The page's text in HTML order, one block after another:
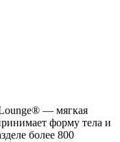
— мягкая
форму тела и
более 800